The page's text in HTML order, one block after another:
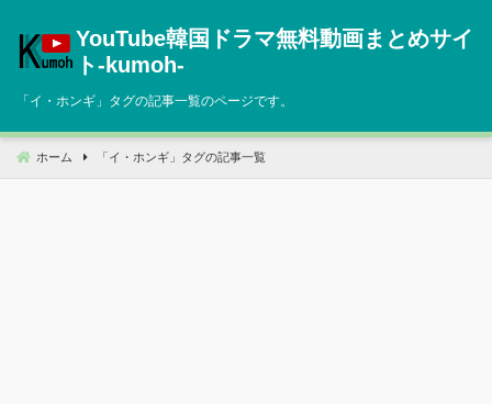
へ
動
YouTube韓国ドラマ無料動画まとめサイ
ト‐kumoh‐
「イ・ホンギ 」タグの記事一覧のページです。
ホーム 「 イ・ホンギ 」タグの記事一覧